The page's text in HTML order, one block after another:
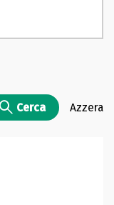
Cerca Azzera